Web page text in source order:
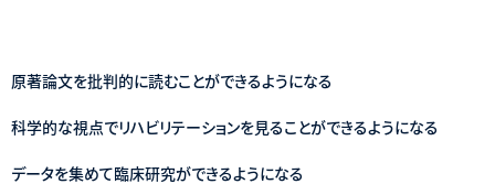
原著論文を批判的に読むことができるようになる
科学的な視点でリハビリテーションを見ることができるようになる
データを集めて臨床研究ができるようになる